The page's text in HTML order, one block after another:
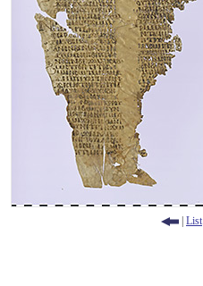
| List